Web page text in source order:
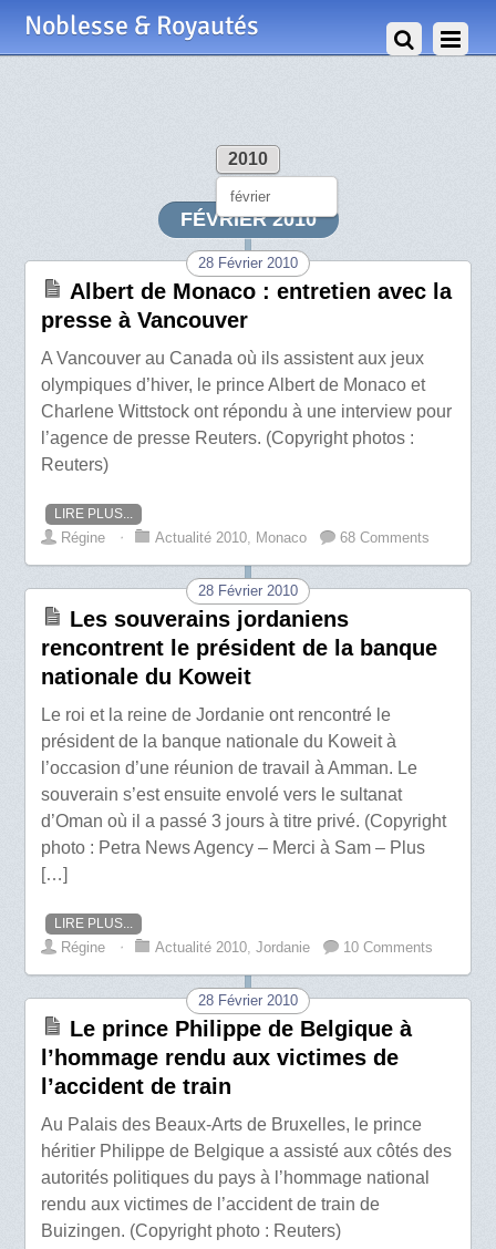
Noblesse & Royautés
2010
février
FÉVRIER 2010
28 Février 2010
Albert de Monaco : entretien avec la
presse à Vancouver
A Vancouver au Canada où ils assistent aux jeux
olympiques d’hiver, le prince Albert de Monaco et
Charlene Wittstock ont répondu à une interview pour
l’agence de presse Reuters. (Copyright photos :
Reuters)
LIRE PLUS...
Régine ⋅ Actualité 2010, Monaco 68 Comments
28 Février 2010
Les souverains jordaniens
rencontrent le président de la banque
nationale du Koweit
Le roi et la reine de Jordanie ont rencontré le
président de la banque nationale du Koweit à
l’occasion d’une réunion de travail à Amman. Le
souverain s’est ensuite envolé vers le sultanat
d’Oman où il a passé 3 jours à titre privé. (Copyright
photo : Petra News Agency – Merci à Sam – Plus
[…]
LIRE PLUS...
Régine ⋅ Actualité 2010,Jordanie 10 Comments
28 Février 2010
Le prince Philippe de Belgique à
l’hommage rendu aux victimes de
l’accident de train
Au Palais des Beaux-Arts de Bruxelles, le prince
héritier Philippe de Belgique a assisté aux côtés des
autorités politiques du pays à l’hommage national
rendu aux victimes de l’accident de train de
Buizingen. (Copyright photo : Reuters)